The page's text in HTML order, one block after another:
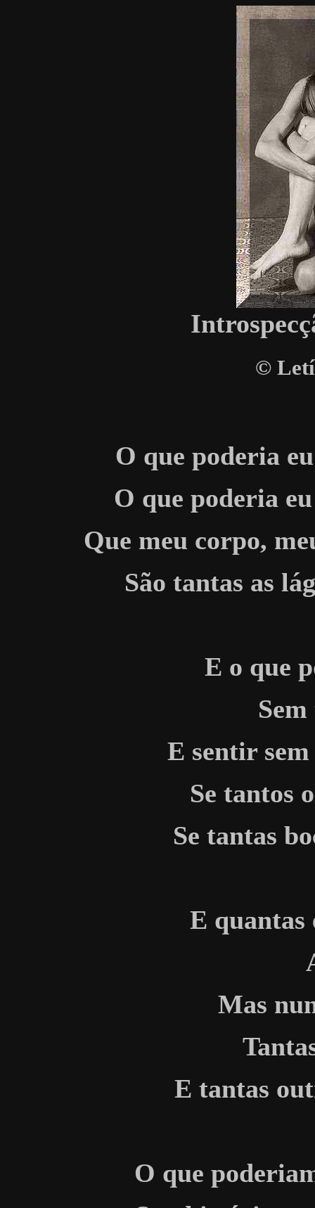
©
O que poderia
O que poderia
Que meu corpo,
São tantas as
E o que
E sentir
Se tantos
Se tantas
E quantas
Mas
E tantas
O que